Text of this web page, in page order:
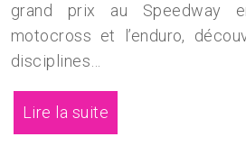
grand prix au Speedway
motocross et l’enduro,
disciplines…
Lire la suite